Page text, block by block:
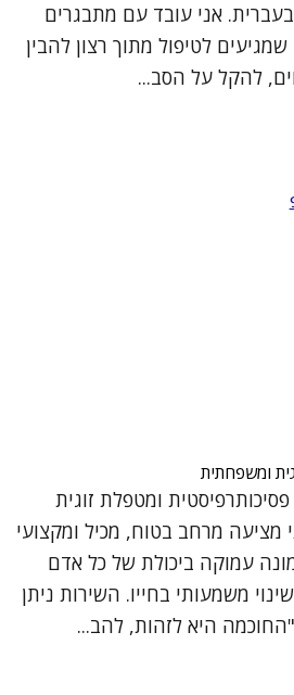
בעברית. אני עובד עם מתבגרים
לטיפול מתוך רצון להבין
להקל על הסב...
ומשפחתית
ומטפלת זוגית
מציעה מרחב בטוח, מכיל ומקצועי
עמוקה ביכולת של כל אדם
משמעותי בחייו. השירות ניתן
היא לזהות, להב...